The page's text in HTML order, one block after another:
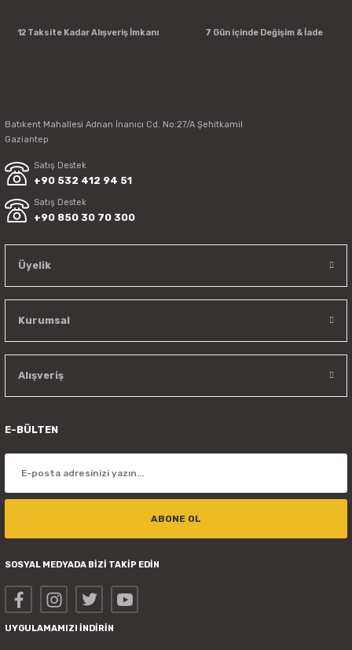
12 Taksite Kadar Alışveriş İmkanı 7 Gün içinde Değişim & İade
Batıkent Mahallesi Adnan İnanıcı Cd. No:27/A Şehitkamil
Gaziantep
Satış Destek
+90 532 412 94 51
Satış Destek
+90 850 30 70 300
Üyelik
Kurumsal
Alışveriş
E-BÜLTEN
ABONE OL
SOSYAL MEDYADA BİZİ TAKİP EDİN
UYGULAMAMIZI İNDİRİN